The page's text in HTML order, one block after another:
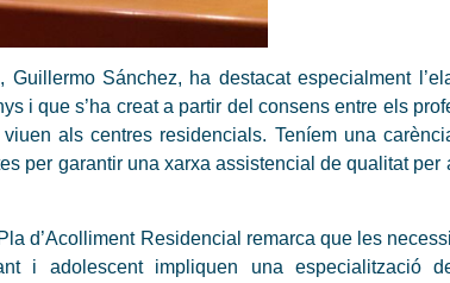
Sánchez, ha destacat especialment
i que s’ha creat a partir del consens entre els
als centres residencials. Teníem una
per garantir una xarxa assistencial de qualitat
d’Acolliment Residencial remarca que les
i adolescent impliquen una especialització